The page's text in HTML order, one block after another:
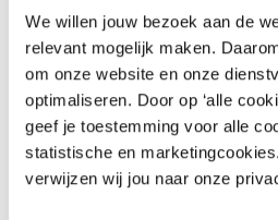
We willen jouw bezoek aan de
relevant mogelijk maken.
om onze website en onze
optimaliseren. Door op ‘alle
geef je toestemming voor alle
statistische en
verwijzen wij jou naar onze
wordt gezet hoor ik niet. Wel
dat zij meedoen aan de ‘deuren
ze buiten openingstijden de
uitzetten”.
Besef
Bram Hulsbosch, als sales